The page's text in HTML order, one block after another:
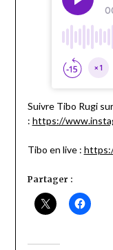
Suivre Tibo Rugi
: https://
Tibo en live :
Partager :